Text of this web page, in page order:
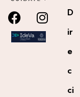
D
ir
e
c
ci